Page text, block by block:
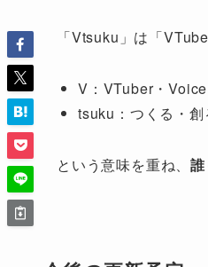
「Vtsuku」は「
V：VTuber・
tsuku：つくる・創
という意味を重ね、